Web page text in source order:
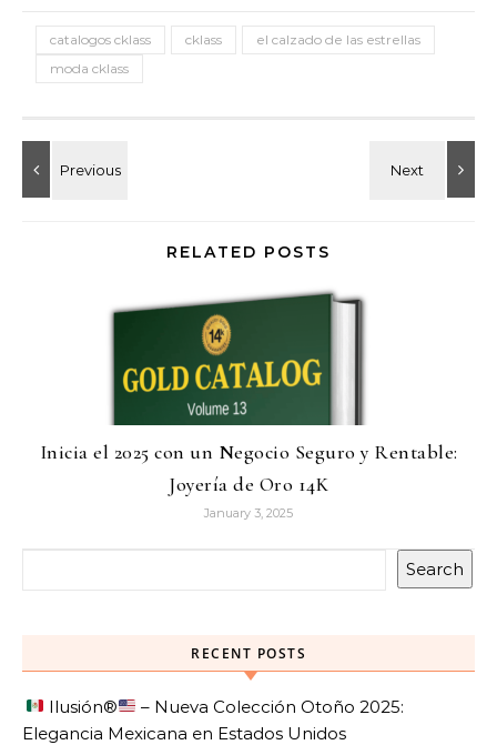
catalogos cklass cklass
el calzado de las estrellas
moda cklass
RELATED POSTS
Inicia el 2025 con un Negocio Seguro y Rentable:
Joyería de Oro 14K
January 3, 2025
Search
RECENT POSTS
Ilusión®️
– Nueva Colección Otoño 2025:
Elegancia Mexicana en Estados Unidos